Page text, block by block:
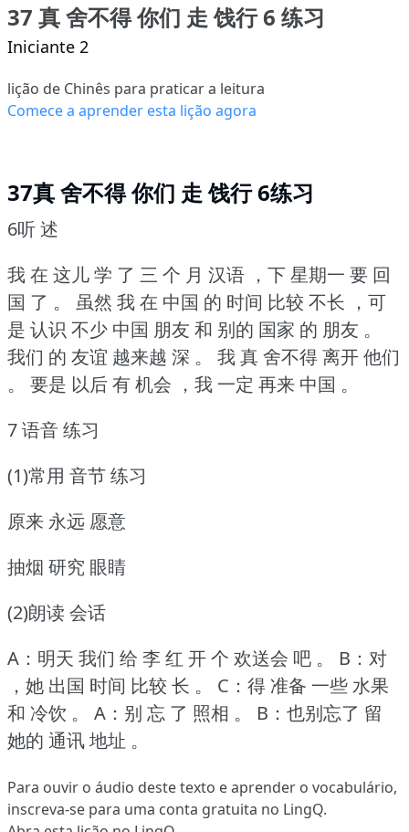
37 真 舍不得 你们 走 饯行 6 练习
Iniciante 2
lição de Chinês para praticar a leitura
Comece a aprender esta lição agora
37真 舍不得 你们 走 饯行 6练习
6听 述
我 在 这儿 学 了 三 个 月 汉语 ，下 星期一 要 回
国 了 。
虽然 我 在 中国 的 时间 比较 不长 ，可
是 认识 不少 中国 朋友 和 别的 国家 的 朋友 。
我们 的 友谊 越来越 深 。
我 真 舍不得 离开 他们
。
要是 以后 有 机会 ，我 一定 再来 中国 。
7 语音 练习
(1)常用 音节 练习
原来 永远 愿意
抽烟 研究 眼睛
(2)朗读 会话
A：明天 我们 给 李 红 开 个 欢送会 吧 。
B：对
，她 出国 时间 比较 长 。
C：得 准备 一些 水果
和 冷饮 。
A：别 忘 了 照相 。
B：也别忘了 留
她的 通讯 地址 。
Para ouvir o áudio deste texto e aprender o vocabulário,
inscreva-se para uma conta gratuita no LingQ.